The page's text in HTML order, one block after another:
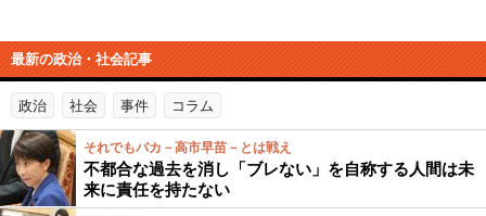
最新の政治・社会記事
政治 社会 事件 コラム
それでもバカ－高市早苗－とは戦え
不都合な過去を消し「ブレない」を自称する人間は未
来に責任を持たない